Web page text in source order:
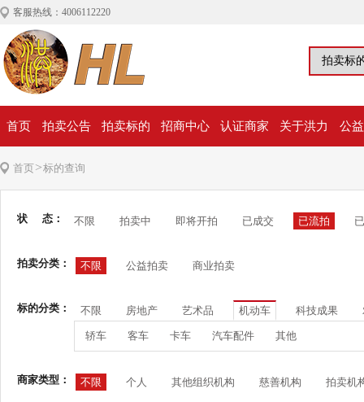
客服热线：4006112220
首页 拍卖公告 拍卖标的 招商中心 认证商家 关于洪力 公
首页>标的查询
状 态： 不限 拍卖中 即将开拍 已成交 已流拍
拍卖分类： 不限 公益拍卖 商业拍卖
标的分类： 不限 房地产 艺术品 机动车 科技成果
轿车 客车 卡车 汽车配件 其他
商家类型： 不限 个人 其他组织机构 慈善机构 拍卖机